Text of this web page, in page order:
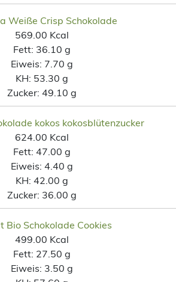
Weiße Crisp Schokolade
569.00 Kcal
Fett: 36.10 g
Eiweis: 7.70 g
KH: 53.30 g
Zucker: 49.10 g
kokos kokosblütenzucker
624.00 Kcal
Fett: 47.00 g
Eiweis: 4.40 g
KH: 42.00 g
Zucker: 36.00 g
Bio Schokolade Cookies
499.00 Kcal
Fett: 27.50 g
Eiweis: 3.50 g